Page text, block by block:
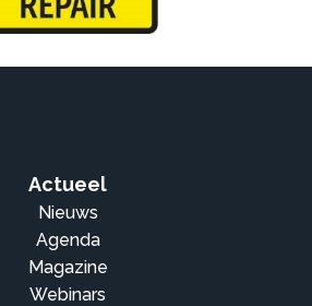
Actueel
Nieuws
Agenda
Magazine
Webinars